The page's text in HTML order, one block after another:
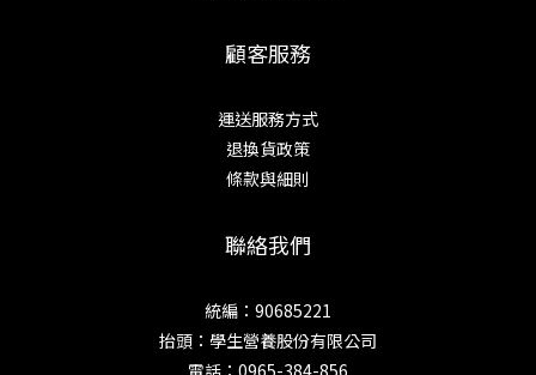
顧客服務
運送服務方式
退換貨政策
條款與細則
聯絡我們
統編：90685221
抬頭：學生營養股份有限公司
電話：0965-384-856